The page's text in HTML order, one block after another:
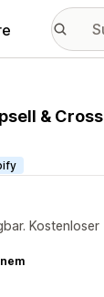
& Cross
Kostenloser